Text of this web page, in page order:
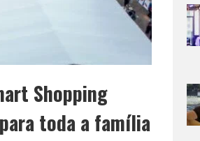
Shopping
toda a família